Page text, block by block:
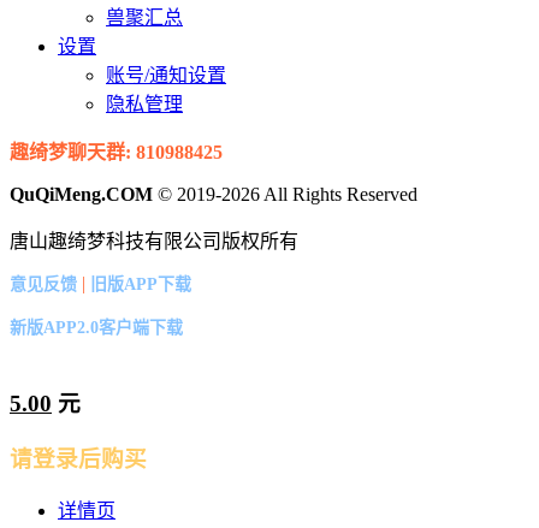
兽聚汇总
设置
账号/通知设置
隐私管理
趣绮梦聊天群: 810988425
QuQiMeng.COM © 2019-2026 All Rights Reserved
唐山趣绮梦科技有限公司版权所有
意见反馈 | 旧版APP下载
新版APP2.0客户端下载
5.00 元
请登录后购买
详情页